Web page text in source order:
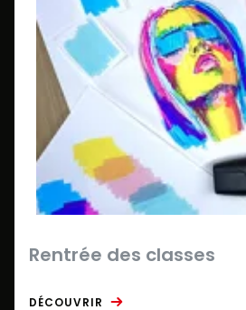
Rentrée des classes
DÉCOUVRIR